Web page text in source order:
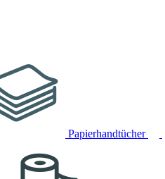
Papierhandtücher